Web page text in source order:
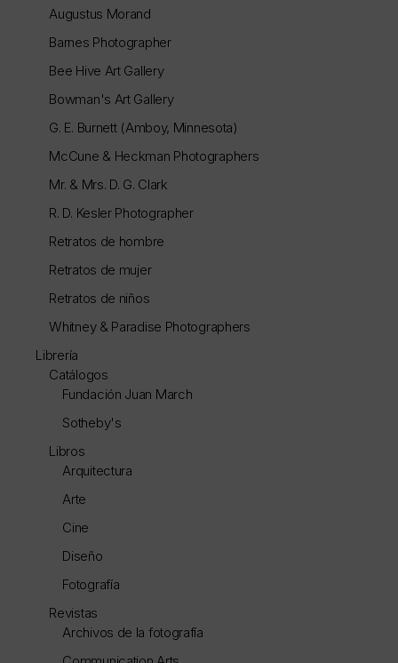
Augustus Morand
Barnes Photographer
Bee Hive Art Gallery
Bowman's Art Gallery
G. E. Burnett (Amboy, Minnesota)
McCune & Heckman Photographers
Mr. & Mrs. D. G. Clark
R. D. Kesler Photographer
Retratos de hombre
Retratos de mujer
Retratos de niños
Whitney & Paradise Photographers
Librería
Catálogos
Fundación Juan March
Sotheby's
Libros
Arquitectura
Arte
Cine
Diseño
Fotografía
Revistas
Archivos de la fotografía